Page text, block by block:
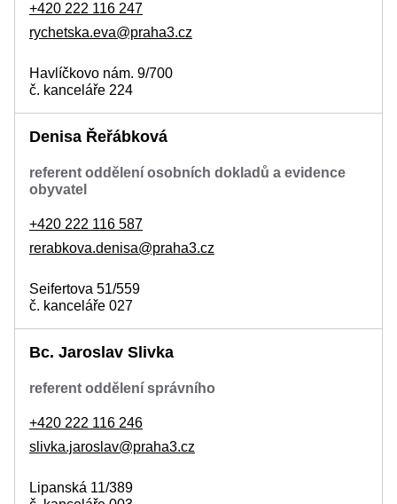
+420 222 116 247
rychetska.eva@praha3.cz
Havlíčkovo nám. 9/700
č. kanceláře 224
Denisa Řeřábková
referent oddělení osobních dokladů a evidence
obyvatel
+420 222 116 587
rerabkova.denisa@praha3.cz
Seifertova 51/559
č. kanceláře 027
Bc. Jaroslav Slivka
referent oddělení správního
+420 222 116 246
slivka.jaroslav@praha3.cz
Lipanská 11/389